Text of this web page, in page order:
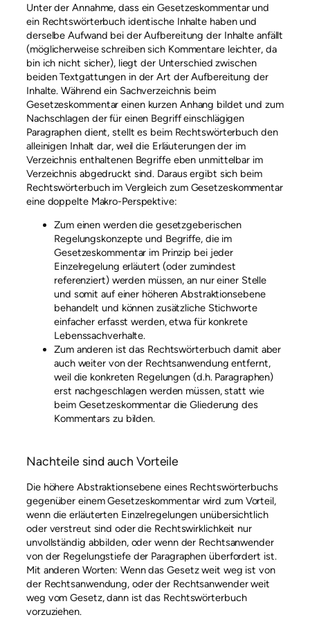
Unter der Annahme, dass ein Gesetzeskommentar und
ein Rechtswörterbuch identische Inhalte haben und
derselbe Aufwand bei der Aufbereitung der Inhalte anfällt
(möglicherweise schreiben sich Kommentare leichter, da
bin ich nicht sicher), liegt der Unterschied zwischen
beiden Textgattungen in der Art der Aufbereitung der
Inhalte. Während ein Sachverzeichnis beim
Gesetzeskommentar einen kurzen Anhang bildet und zum
Nachschlagen der für einen Begriff einschlägigen
Paragraphen dient, stellt es beim Rechtswörterbuch den
alleinigen Inhalt dar, weil die Erläuterungen der im
Verzeichnis enthaltenen Begriffe eben unmittelbar im
Verzeichnis abgedruckt sind. Daraus ergibt sich beim
Rechtswörterbuch im Vergleich zum Gesetzeskommentar
eine doppelte Makro-Perspektive:
Zum einen werden die gesetzgeberischen
Regelungskonzepte und Begriffe, die im
Gesetzeskommentar im Prinzip bei jeder
Einzelregelung erläutert (oder zumindest
referenziert) werden müssen, an nur einer Stelle
und somit auf einer höheren Abstraktionsebene
behandelt und können zusätzliche Stichworte
einfacher erfasst werden, etwa für konkrete
Lebenssachverhalte.
Zum anderen ist das Rechtswörterbuch damit aber
auch weiter von der Rechtsanwendung entfernt,
weil die konkreten Regelungen (d.h. Paragraphen)
erst nachgeschlagen werden müssen, statt wie
beim Gesetzeskommentar die Gliederung des
Kommentars zu bilden.
Nachteile sind auch Vorteile
Die höhere Abstraktionsebene eines Rechtswörterbuchs
gegenüber einem Gesetzeskommentar wird zum Vorteil,
wenn die erläuterten Einzelregelungen unübersichtlich
oder verstreut sind oder die Rechtswirklichkeit nur
unvollständig abbilden, oder wenn der Rechtsanwender
von der Regelungstiefe der Paragraphen überfordert ist.
Mit anderen Worten: Wenn das Gesetz weit weg ist von
der Rechtsanwendung, oder der Rechtsanwender weit
weg vom Gesetz, dann ist das Rechtswörterbuch
vorzuziehen.